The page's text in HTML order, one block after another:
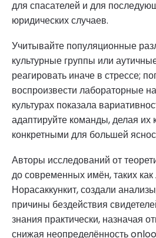
для спасателей и для
юридических случаев.
Учитывайте популяционные
культурные группы или
реагировать иначе в стрессе;
воспроизвести лабораторные
культурах показала
адаптируйте команды, делая их
конкретными для большей
Авторы исследований от
до современных имён, таких
Норасаккункит, создали
причины бездействия
знания практически, назначая
снижая неопределённость